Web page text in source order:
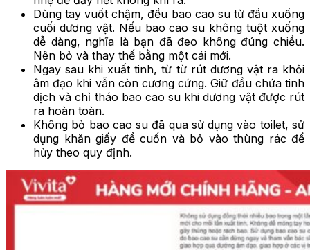
Dùng tay vuốt chậm, đều bao cao su từ đầu xuống
cuối dương vật. Nếu bao cao su không tuột xuống
dễ dàng, nghĩa là bạn đã đeo không đúng chiều.
Nên bỏ và thay thế bằng một cái mới.
Ngay sau khi xuất tinh, từ từ rút dương vật ra khỏi
âm đạo khi vẫn còn cương cứng. Giữ đầu chứa tinh
dịch và chỉ tháo bao cao su khi dương vật được rút
ra hoàn toàn.
Không bỏ bao cao su đã qua sử dụng vào toilet, sử
dụng khăn giấy để cuốn và bỏ vào thùng rác để
hủy theo quy định.